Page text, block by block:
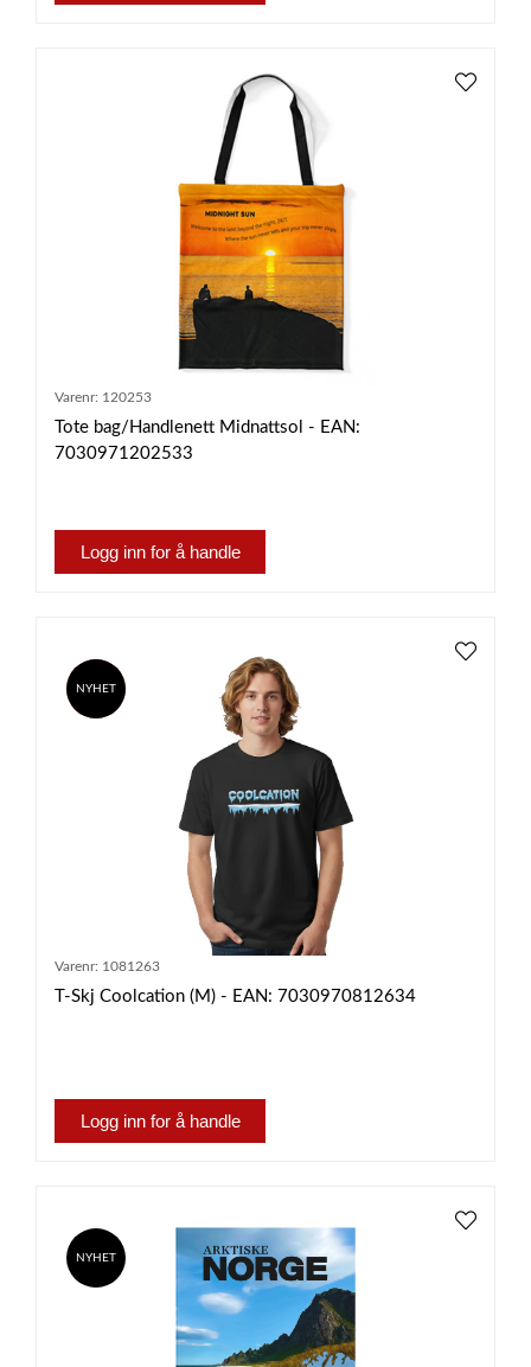
Varenr: 120253
Tote bag/Handlenett Midnattsol - EAN:
7030971202533
Logg inn for å handle
SALG
NYHET
Varenr: 1081263
T-Skj Coolcation (M) - EAN: 7030970812634
Logg inn for å handle
NYHET